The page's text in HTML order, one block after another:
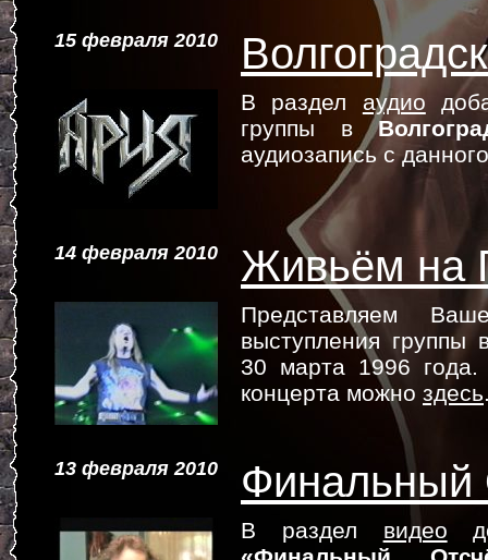
15 февраля 2010
В раздел аудио
группы в
аудиозапись с
14 февраля 2010 Живьём на
Представляем
выступления группы
30 марта 1996 года.
концерта можно здесь
13 февраля 2010 Финальный
В раздел видео